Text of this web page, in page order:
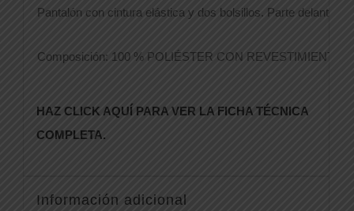
Pantalón con cintura elástica y dos bolsillos. Parte delantera
Composición: 100 % POLIÉSTER CON REVESTIMIENTO
HAZ CLICK AQUÍ PARA VER LA FICHA TÉCNICA
COMPLETA.
Información adicional